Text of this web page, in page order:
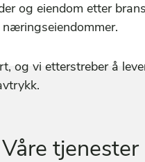
og eiendom etter
og vi etterstreber å
Våre tjenester